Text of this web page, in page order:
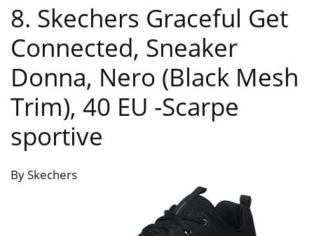
8. Skechers Graceful Get
Connected, Sneaker
Donna, Nero (Black Mesh
Trim), 40 EU -Scarpe
sportive
By Skechers